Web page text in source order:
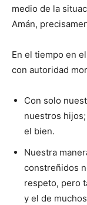
medio de la
Amán,
En el tiempo en
con autoridad
Con solo
nuestros
el bien.
Nuestra
constreñidos
respeto, pero
y el de